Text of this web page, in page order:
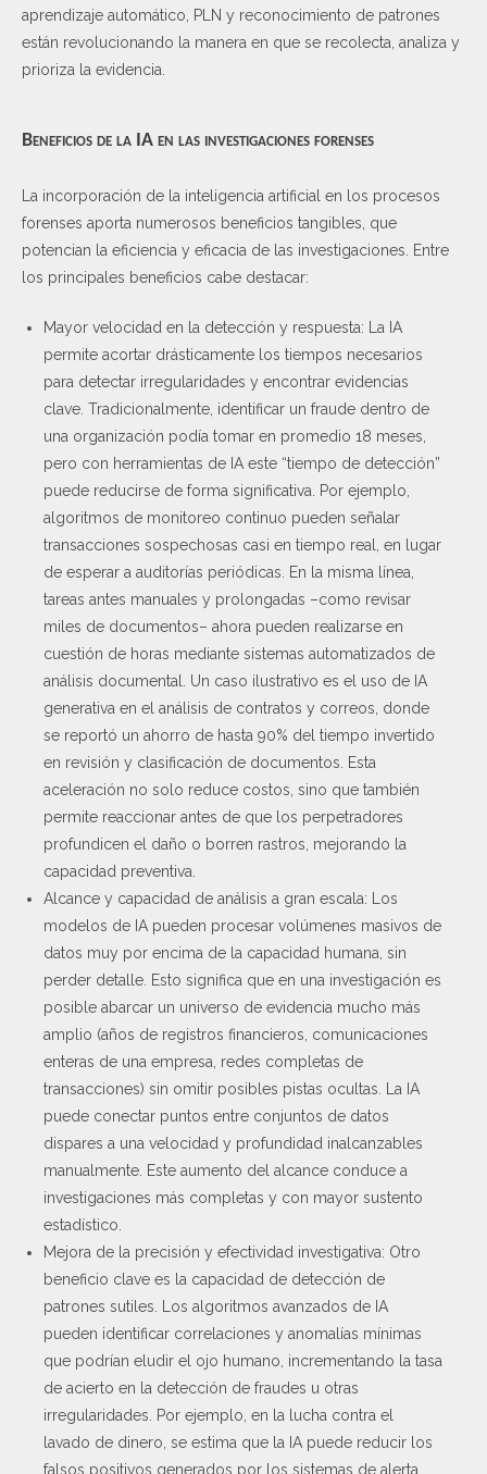
aprendizaje automático, PLN y reconocimiento de patrones
están revolucionando la manera en que se recolecta, analiza y
prioriza la evidencia.
Beneficios de la IA en las investigaciones forenses
La incorporación de la inteligencia artificial en los procesos
forenses aporta numerosos beneficios tangibles, que
potencian la eficiencia y eficacia de las investigaciones. Entre
los principales beneficios cabe destacar:
Mayor velocidad en la detección y respuesta: La IA
permite acortar drásticamente los tiempos necesarios
para detectar irregularidades y encontrar evidencias
clave. Tradicionalmente, identificar un fraude dentro de
una organización podía tomar en promedio 18 meses,
pero con herramientas de IA este “tiempo de detección”
puede reducirse de forma significativa. Por ejemplo,
algoritmos de monitoreo continuo pueden señalar
transacciones sospechosas casi en tiempo real, en lugar
de esperar a auditorías periódicas. En la misma línea,
tareas antes manuales y prolongadas –como revisar
miles de documentos– ahora pueden realizarse en
cuestión de horas mediante sistemas automatizados de
análisis documental. Un caso ilustrativo es el uso de IA
generativa en el análisis de contratos y correos, donde
se reportó un ahorro de hasta 90% del tiempo invertido
en revisión y clasificación de documentos. Esta
aceleración no solo reduce costos, sino que también
permite reaccionar antes de que los perpetradores
profundicen el daño o borren rastros, mejorando la
capacidad preventiva.
Alcance y capacidad de análisis a gran escala: Los
modelos de IA pueden procesar volúmenes masivos de
datos muy por encima de la capacidad humana, sin
perder detalle. Esto significa que en una investigación es
posible abarcar un universo de evidencia mucho más
amplio (años de registros financieros, comunicaciones
enteras de una empresa, redes completas de
transacciones) sin omitir posibles pistas ocultas. La IA
puede conectar puntos entre conjuntos de datos
dispares a una velocidad y profundidad inalcanzables
manualmente. Este aumento del alcance conduce a
investigaciones más completas y con mayor sustento
estadístico.
Mejora de la precisión y efectividad investigativa: Otro
beneficio clave es la capacidad de detección de
patrones sutiles. Los algoritmos avanzados de IA
pueden identificar correlaciones y anomalías mínimas
que podrían eludir el ojo humano, incrementando la tasa
de acierto en la detección de fraudes u otras
irregularidades. Por ejemplo, en la lucha contra el
lavado de dinero, se estima que la IA puede reducir los
falsos positivos generados por los sistemas de alerta